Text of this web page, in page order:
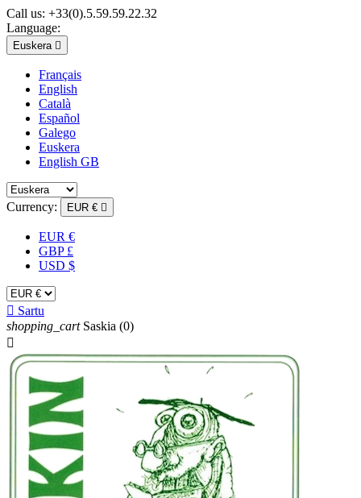
Call us: +33(0).5.59.59.22.32
Language:
Euskera 
Français
English
Català
Español
Galego
Euskera
English GB
Currency: EUR € 
EUR €
GBP £
USD $
 Sartu
shopping_cart Saskia (0)
